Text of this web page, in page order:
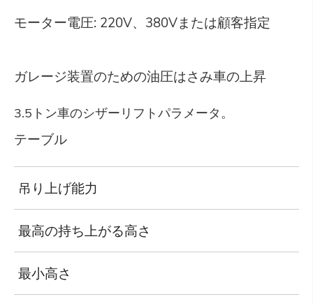
モーター電圧: 220V、380Vまたは顧客指定
ガレージ装置のための油圧はさみ車の上昇
3.5トン車のシザーリフトパラメータ。
テーブル
吊り上げ能力
最高の持ち上がる高さ
最小高さ